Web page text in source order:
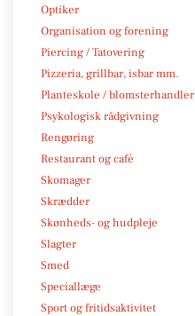
Optiker
Organisation og forening
Piercing / Tatovering
Pizzeria, grillbar, isbar mm.
Planteskole / blomsterhandler
Psykologisk rådgivning
Rengøring
Restaurant og café
Skomager
Skrædder
Skønheds- og hudpleje
Slagter
Smed
Speciallæge
Sport og fritidsaktivitet